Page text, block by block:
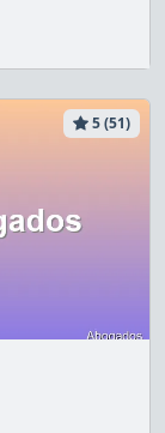
5 (51)